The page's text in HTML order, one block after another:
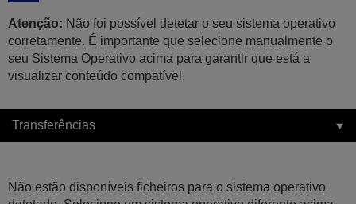
Atenção: Não foi possível detetar o seu sistema operativo
corretamente. É importante que selecione manualmente o
seu Sistema Operativo acima para garantir que está a
visualizar conteúdo compatível.
Transferências
Não estão disponíveis ficheiros para o sistema operativo